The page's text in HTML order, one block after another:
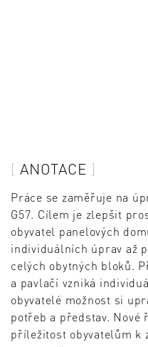
ANOTACE
Práce se zaměřuje na
G57. Cílem je zlepšit
obyvatel panelových
individuálních úprav až
celých obytných bloků.
a pavlačí vzniká
obyvatelé možnost si
potřeb a představ. Nové
příležitost obyvatelům k